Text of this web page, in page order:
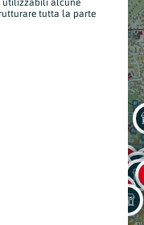
utilizzabili alcune
tutta la parte